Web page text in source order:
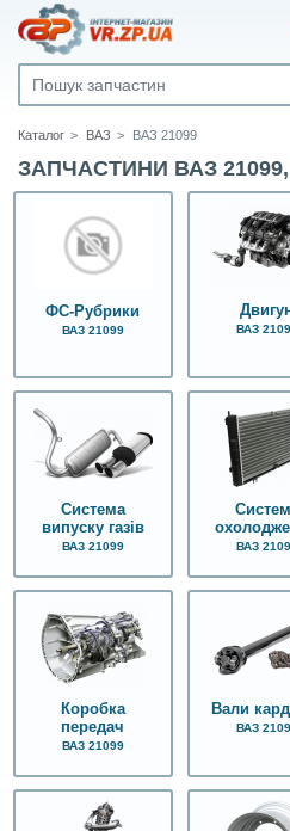
Каталог ВАЗ ВАЗ 21099
ЗАПЧАСТИНИ ВАЗ
ФС-Рубрики
ВАЗ 21099 ВАЗ
Система
випуску газів
ВАЗ 21099 ВАЗ
Коробка
передач
ВАЗ 21099
Вали
ВАЗ